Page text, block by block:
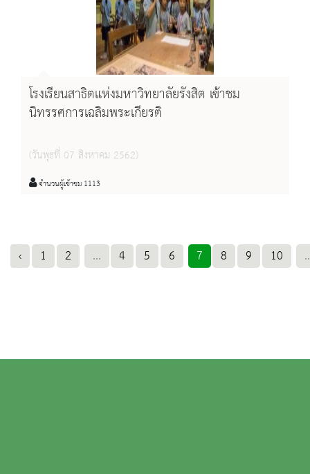
โรงเรียนสาธิตแห่งมหาวิทยาลัยรังสิต เข้าชม
นิทรรศการเฉลิมพระเกียรติ
(วันพุธที่ 07 สิงหาคม 2562)
จำนวนผู้เข้าชม 1113
‹ 1 2 ... 4 5 6 7 8 9 10